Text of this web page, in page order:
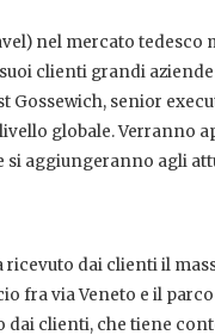
nel mercato tedesco
clienti grandi
Gossewich, senior
globale.
si aggiungeranno agli
ricevuto dai clienti il
fra via Veneto e il
clienti, che tiene